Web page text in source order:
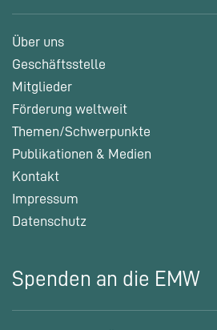
Über uns
Geschäftsstelle
Mitglieder
Förderung weltweit
Themen/Schwerpunkte
Publikationen & Medien
Kontakt
Impressum
Datenschutz
Spenden an die EMW